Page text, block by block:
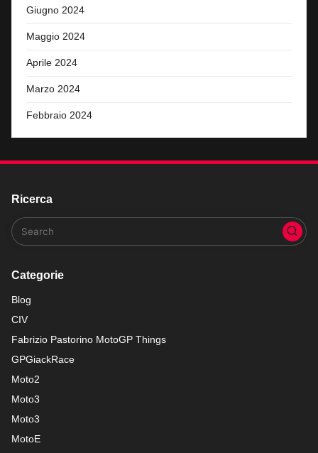
Giugno 2024
Maggio 2024
Aprile 2024
Marzo 2024
Febbraio 2024
Ricerca
Categorie
Blog
CIV
Fabrizio Pastorino MotoGP Things
GPGiackRace
Moto2
Moto3
Moto3
MotoE